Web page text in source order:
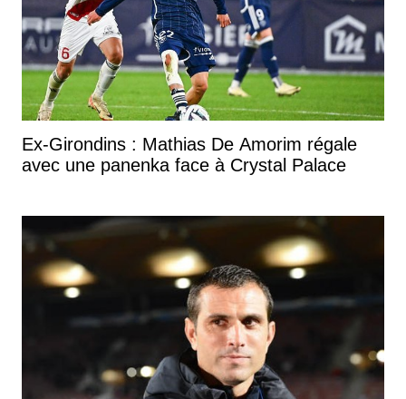
Ex-Girondins : Mathias De Amorim régale
avec une panenka face à Crystal Palace